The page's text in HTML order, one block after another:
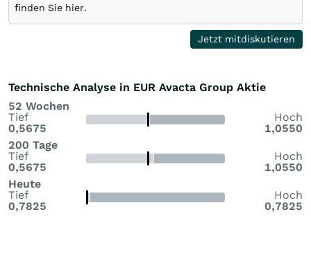
finden Sie hier.
Jetzt mitdiskutieren
Technische Analyse in EUR Avacta Group Aktie
52 Wochen
Tief
0,5675
Hoch
1,0550
200 Tage
Tief
0,5675
Hoch
1,0550
Heute
Tief
0,7825
Hoch
0,7825